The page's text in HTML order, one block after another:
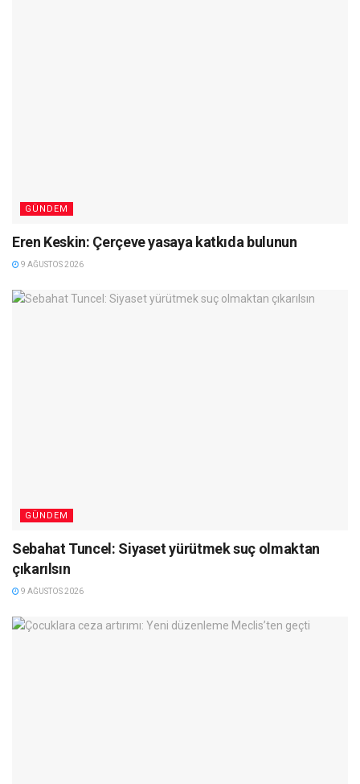
GÜNDEM
Eren Keskin: Çerçeve yasaya katkıda bulunun
9 AĞUSTOS 2026
GÜNDEM
Sebahat Tuncel: Siyaset yürütmek suç olmaktan
çıkarılsın
9 AĞUSTOS 2026